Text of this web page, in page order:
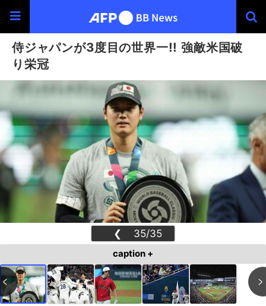
侍ジャパンが3度目の世界一!! 強敵米国破
り栄冠
❮
35/35
❯
caption +